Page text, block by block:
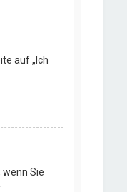
auf „Ich
Sie